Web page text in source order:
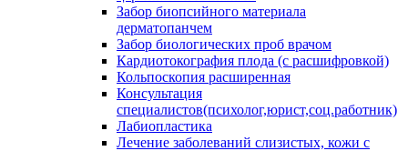
Забор биопсийного материала
дерматопанчем
Забор биологических проб врачом
Кардиотокография плода (с расшифровкой)
Кольпоскопия расширенная
Консультация
специалистов(психолог,юрист,соц.работник)
Лабиопластика
Лечение заболеваний слизистых, кожи с